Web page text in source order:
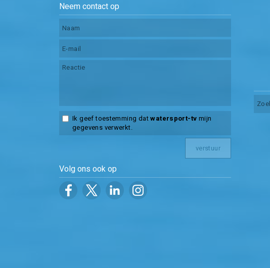
Neem contact op
Ik geef toestemming datwatersport-tv mijn
gegevens verwerkt.
Volg ons ook op